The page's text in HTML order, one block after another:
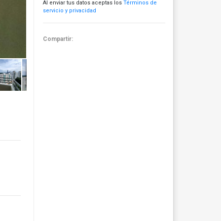
Al enviar tus datos aceptas los Términos de
servicio y privacidad
Compartir: